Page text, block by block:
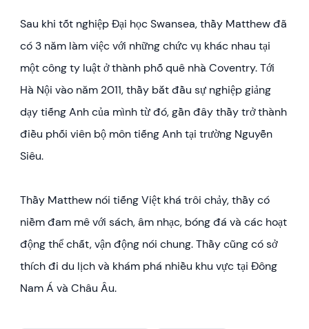
Sau khi tốt nghiệp Đại học Swansea, thầy Matthew đã
có 3 năm làm việc với những chức vụ khác nhau tại
một công ty luật ở thành phố quê nhà Coventry. Tới
Hà Nội vào năm 2011, thầy bắt đầu sự nghiệp giảng
dạy tiếng Anh của mình từ đó, gần đây thầy trở thành
điều phối viên bộ môn tiếng Anh tại trường Nguyễn
Siêu.
Thầy Matthew nói tiếng Việt khá trôi chảy, thầy có
niềm đam mê với sách, âm nhạc, bóng đá và các hoạt
động thể chất, vận động nói chung. Thầy cũng có sở
thích đi du lịch và khám phá nhiều khu vực tại Đông
Nam Á và Châu Âu.